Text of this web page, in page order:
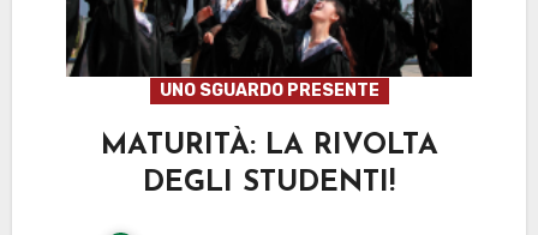
UNO SGUARDO PRESENTE
MATURITÀ: LA RIVOLTA
DEGLI STUDENTI!